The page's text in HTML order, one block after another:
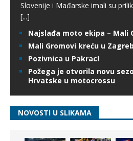
Slovenije i Mađarske imali su
[...]
Najslađa moto ekipa – Mali
Mali Gromovi kreću u
Pozivnica u Pakrac!
Požega je otvorila novu
Hrvatske u motocrossu
NOVOSTI U SLIKAMA